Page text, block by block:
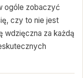
ogóle zobaczyć
czy to nie jest
wdzięczna za każdą